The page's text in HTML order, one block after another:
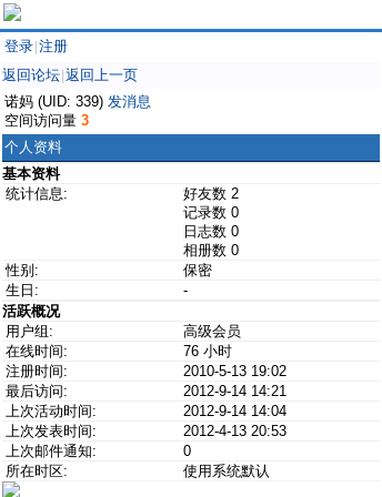
登录 注册
返回论坛 返回上一页
诺妈 (UID: 339) 发消息
空间访问量 3
个人资料
基本资料
统计信息:
好友数 2
记录数 0
日志数 0
相册数 0
性别:
保密
生日:
-
活跃概况
用户组:
高级会员
在线时间:
76 小时
注册时间:
2010-5-13 19:02
最后访问:
2012-9-14 14:21
上次活动时间:
2012-9-14 14:04
上次发表时间:
2012-4-13 20:53
上次邮件通知:
0
所在时区:
使用系统默认